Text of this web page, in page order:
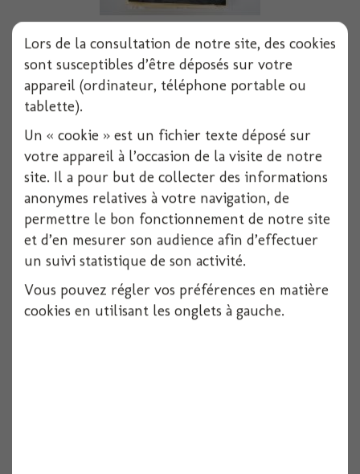
Housse de chaise sans noeud x6 ivoire
Voir
Lors de la consultation de notre site, des cookies
sont susceptibles d’être déposés sur votre
appareil (ordinateur, téléphone portable ou
tablette).
Un « cookie » est un fichier texte déposé sur
votre appareil à l’occasion de la visite de notre
site. Il a pour but de collecter des informations
anonymes relatives à votre navigation, de
permettre le bon fonctionnement de notre site
et d’en mesurer son audience afin d’effectuer
un suivi statistique de son activité.
Vous pouvez régler vos préférences en matière
cookies en utilisant les onglets à gauche.